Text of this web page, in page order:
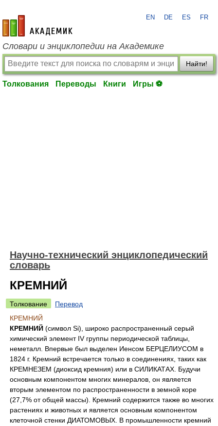
academic.ru
EN DE ES FR
Словари и энциклопедии на Академике
Найти!
Толкования Переводы Книги Игры ⚽
Научно-технический энциклопедический
словарь
КРЕМНИЙ
Толкование
Перевод
КРЕМНИЙ
КРЕМНИЙ (символ Si), широко распространенный серый
химический элемент IV группы периодической таблицы,
неметалл. Впервые был выделен Иенсом БЕРЦЕЛИУСОМ в
1824 г. Кремний встречается только в соединениях, таких как
КРЕМНЕЗЕМ (диоксид кремния) или в СИЛИКАТАХ. Будучи
основным компонентом многих минералов, он является
вторым элементом по распространенности в земной коре
(27,7% от общей массы). Кремний содержится также во многих
растениях и животных и является основным компонентом
клеточной стенки ДИАТОМОВЫХ. В промышленности кремний